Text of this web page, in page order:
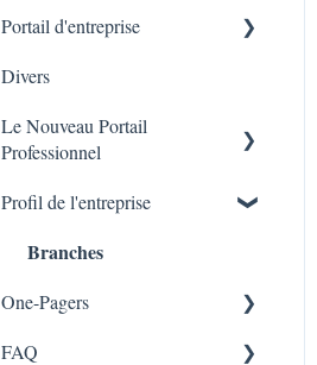
Code QR -Integration
Portail d'entreprise
Liste des transactions
Branches
Divers
Le Nouveau Portail
Professionnel
Marketing
Profil de l'entreprise
Branches
One-Pagers
Marketing
FAQ